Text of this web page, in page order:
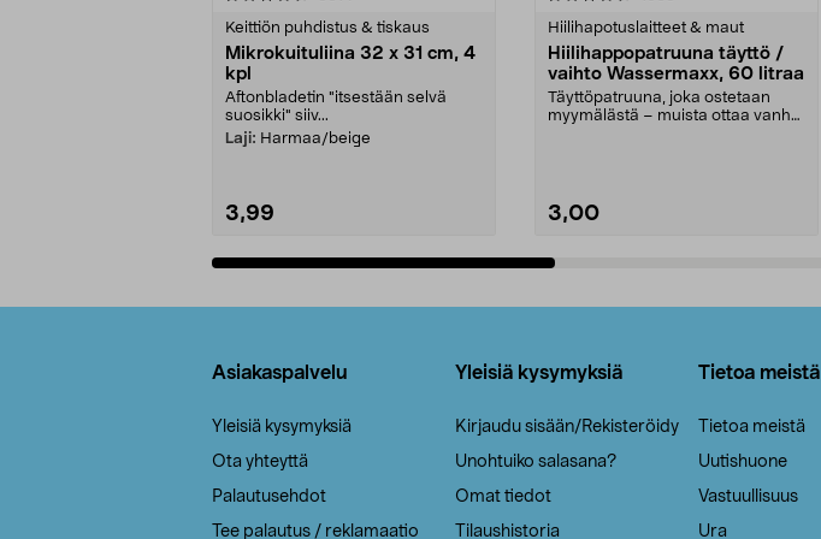
Keittiön puhdistus & tiskaus
Mikrokuituliina 32 x 31 cm, 4
kpl
Aftonbladetin "itsestään selvä
suosikki" siiv...
Laji: Harmaa/beige
3,99
Hiilihapotuslaitteet & maut
Hiilihappopatruuna täyttö /
vaihto Wassermaxx, 60 litraa
Täyttöpatruuna, joka ostetaan
myymälästä – muista ottaa vanha
3,00
Asiakaspalvelu
Yleisiä kysymyksiä
Ota yhteyttä
Palautusehdot
Tee palautus / reklamaatio
Yleisiä kysymyksiä
Kirjaudu sisään/Rekisteröidy
Unohtuiko salasana?
Omat tiedot
Tilaushistoria
Tietoa meistä
Tietoa meistä
Uutishuone
Vastuullisuus
Ura